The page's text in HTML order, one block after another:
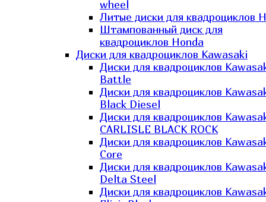
wheel
Литые диски для квадроциклов
Штампованный диск для
квадроциклов Honda
Диски для квадроциклов Kawasaki
Диски для квадроциклов
Battle
Диски для квадроциклов
Black Diesel
Диски для квадроциклов
CARLISLE BLACK ROCK
Диски для квадроциклов
Core
Диски для квадроциклов
Delta Steel
Диски для квадроциклов